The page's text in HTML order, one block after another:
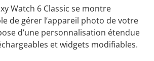
Watch 6 Classic se montre
de gérer l’appareil photo de votre
d’une personnalisation étendue
et widgets modifiables.